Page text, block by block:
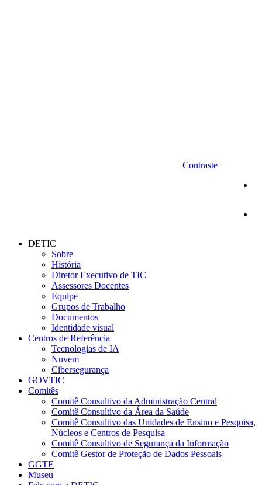
Contraste
DETIC
Sobre
História
Diretor Executivo de TIC
Assessores Docentes
Equipe
Grupos de Trabalho
Documentos
Identidade visual
Centros de Referência
Tecnologias de IA
Nuvem
Cibersegurança
GOVTIC
Comitês
Comitê Consultivo da Administração Central
Comitê Consultivo da Área da Saúde
Comitê Consultivo das Unidades de Ensino e Pesquisa,
Núcleos e Centros de Pesquisa
Comitê Consultivo de Segurança da Informação
Comitê Gestor de Proteção de Dados Pessoais
GGTE
Museu